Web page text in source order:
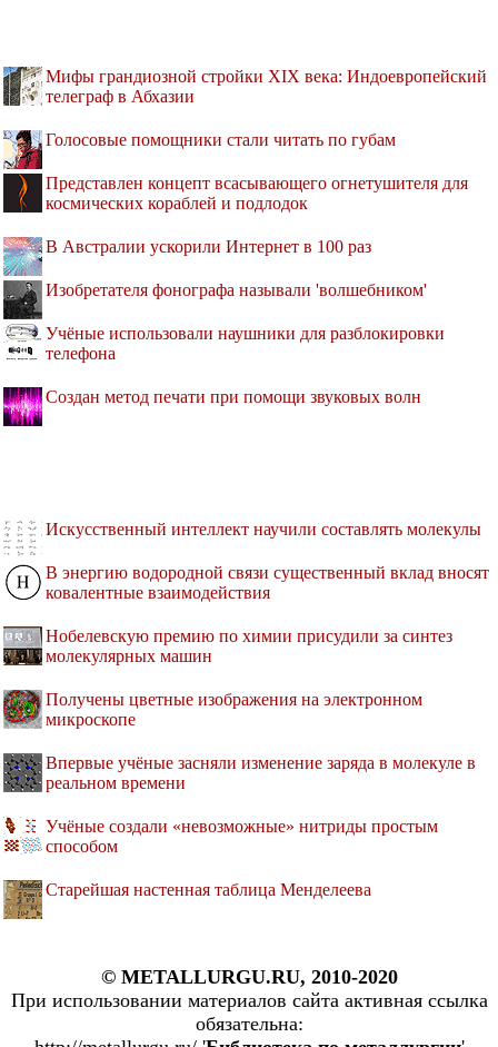
Мифы грандиозной стройки XIX века: Индоевропейский
телеграф в Абхазии
Голосовые помощники стали читать по губам
Представлен концепт всасывающего огнетушителя для
космических кораблей и подлодок
В Австралии ускорили Интернет в 100 раз
Изобретателя фонографа называли 'волшебником'
Учёные использовали наушники для разблокировки
телефона
Создан метод печати при помощи звуковых волн
Искусственный интеллект научили составлять молекулы
В энергию водородной связи существенный вклад вносят
ковалентные взаимодействия
Нобелевскую премию по химии присудили за синтез
молекулярных машин
Получены цветные изображения на электронном
микроскопе
Впервые учёные засняли изменение заряда в молекуле в
реальном времени
Учёные создали «невозможные» нитриды простым
способом
Старейшая настенная таблица Менделеева
© METALLURGU.RU, 2010-2020
При использовании материалов сайта активная ссылка
обязательна: